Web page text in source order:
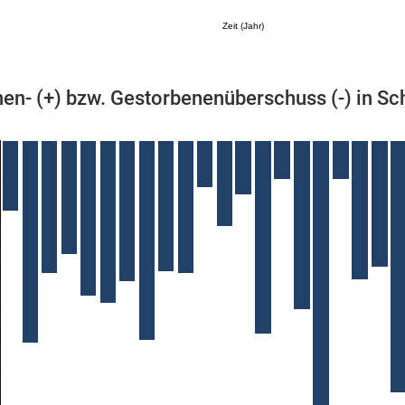
Zeit (Jahr)
(+) bzw. Gestorbenenüberschuss (-) in